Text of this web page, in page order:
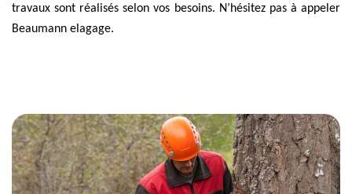
travaux sont réalisés selon vos besoins. N’hésitez pas à appeler
Beaumann elagage.